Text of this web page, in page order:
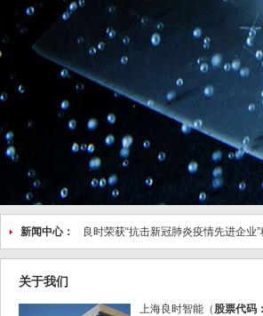
新闻中心： 良时荣获“抗击新冠肺炎疫情先进企业
为某重工公司设计制造完成一套自行
关于我们
上海良时智能（ 股票代码：